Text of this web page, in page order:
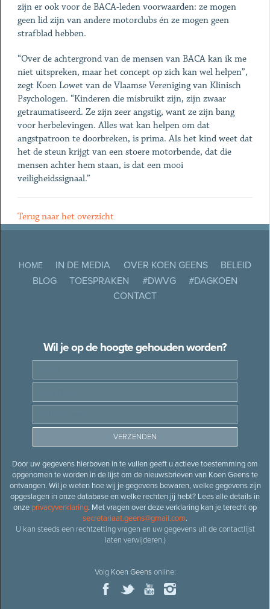
zijn er ook voor de BACA-leden voorwaarden: ze mogen
geen lid zijn van andere motorclubs én ze mogen geen
strafblad hebben.
“Over de achtergrond van de mensen van BACA kan ik me
niet uitspreken, maar het concept op zich kan wel helpen”,
zegt Koen Lowet van de Vlaamse Vereniging van Klinisch
Psychologen. “Kinderen die misbruikt zijn, zijn zwaar
getraumatiseerd. Ze zijn zeer angstig, want ze zijn bang
voor herbelevingen. Alles wat kan helpen om dat
angstpatroon te doorbreken, is prima. Als het kind weet dat
het de steun krijgt van een stoere motorbende, dat die
mensen achter hem staan, is dat een mooi
veiligheidssignaal.”
Terug naar het overzicht
HOME IN DE MEDIA OVER KOEN GEENS
BELEID
BLOG
TOESPRAKEN #DWVG
#DAGKOEN
CONTACT
Wil je op de hoogte gehouden worden?
Door uw gegevens hierboven in te vullen geeft u actieve toestemming om
opgenomen te worden in de lijst om de nieuwsbrieven van Koen Geens te
ontvangen. Wil je weten hoe wij je gegevens bewaren, welke gegevens zijn
opgeslagen in onze database en welke rechten jij hebt? Lees alle details in
onze privacyverklaring. Met vragen over deze verklaring kan je terecht op
secretariaat.geens@gmail.com.
U kan steeds een rechtzetting vragen en uw gegevens uit de contactlijst
laten verwijderen.)
Volg Koen Geensonline: